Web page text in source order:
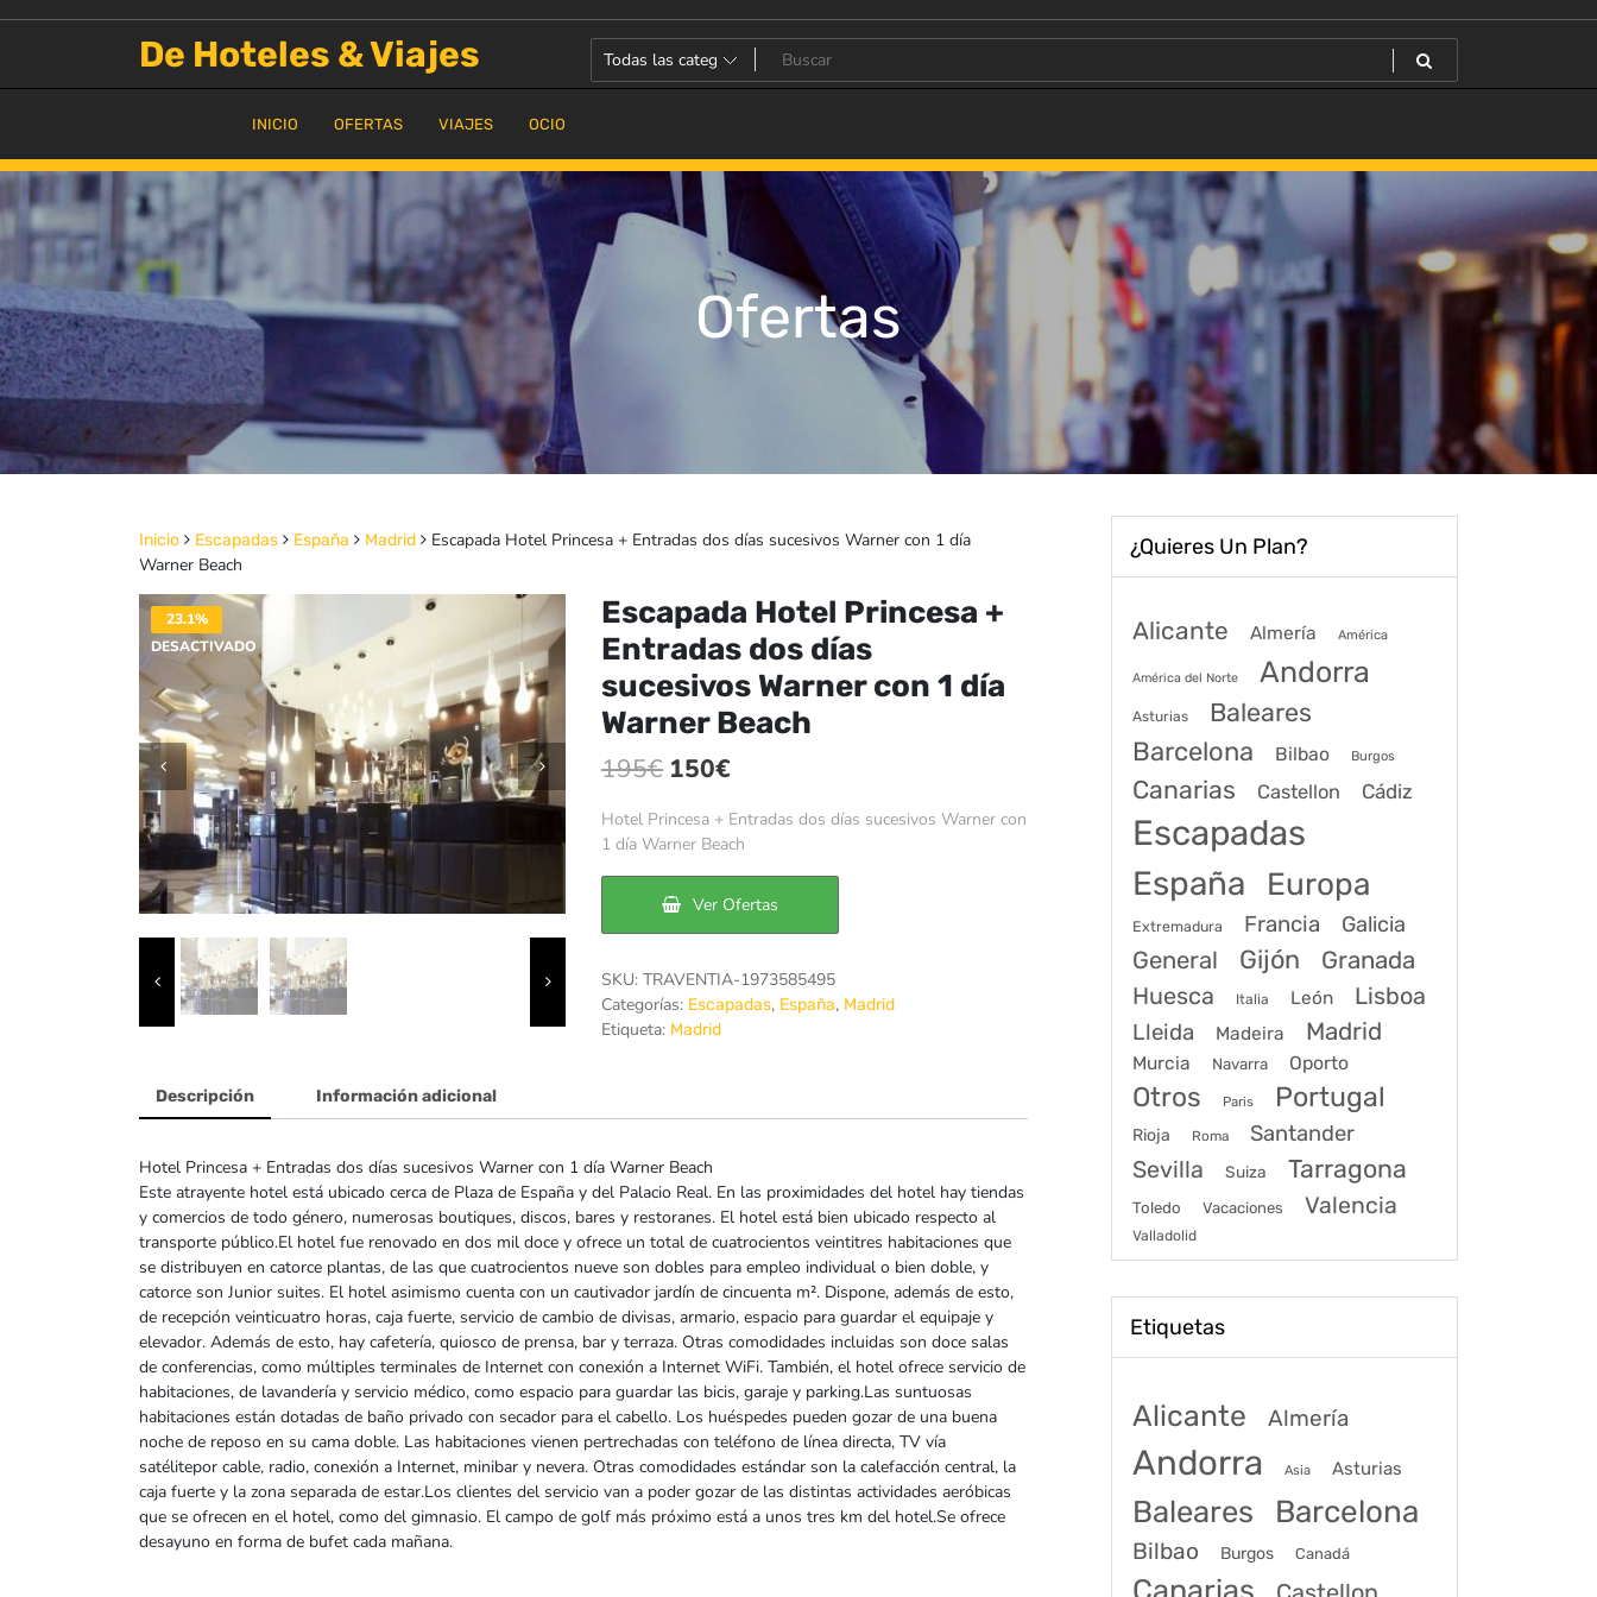
De Hoteles & Viajes
INICIO OFERTAS VIAJES OCIO
Ofertas
Inicio Escapadas España Madrid
Escapada Hotel Princesa + Entradas dos días sucesivos Warner con 1 día
Warner Beach
23.1%
DESACTIVADO
Escapada Hotel Princesa +
Entradas dos días
sucesivos Warner con 1 día
Warner Beach
195€ El
precio
original
era:
195€.
150€El
precio
actual
es:
150€.
Hotel Princesa + Entradas dos días sucesivos Warner con
1 día Warner Beach
Ver Ofertas
SKU: TRAVENTIA-1973585495
Categorías: Escapadas, España, Madrid
Etiqueta: Madrid
Descripción Información adicional
Hotel Princesa + Entradas dos días sucesivos Warner con 1 día Warner Beach
Este atrayente hotel está ubicado cerca de Plaza de España y del Palacio Real. En las proximidades del hotel hay tiendas
y comercios de todo género, numerosas boutiques, discos, bares y restoranes. El hotel está bien ubicado respecto al
transporte público.El hotel fue renovado en dos mil doce y ofrece un total de cuatrocientos veintitres habitaciones que
se distribuyen en catorce plantas, de las que cuatrocientos nueve son dobles para empleo individual o bien doble, y
catorce son Junior suites. El hotel asimismo cuenta con un cautivador jardín de cincuenta m². Dispone, además de esto,
de recepción veinticuatro horas, caja fuerte, servicio de cambio de divisas, armario, espacio para guardar el equipaje y
elevador. Además de esto, hay cafetería, quiosco de prensa, bar y terraza. Otras comodidades incluidas son doce salas
de conferencias, como múltiples terminales de Internet con conexión a Internet WiFi. También, el hotel ofrece servicio de
habitaciones, de lavandería y servicio médico, como espacio para guardar las bicis, garaje y parking.Las suntuosas
habitaciones están dotadas de baño privado con secador para el cabello. Los huéspedes pueden gozar de una buena
noche de reposo en su cama doble. Las habitaciones vienen pertrechadas con teléfono de línea directa, TV vía
satélitepor cable, radio, conexión a Internet, minibar y nevera. Otras comodidades estándar son la calefacción central, la
caja fuerte y la zona separada de estar.Los clientes del servicio van a poder gozar de las distintas actividades aeróbicas
que se ofrecen en el hotel, como del gimnasio. El campo de golf más próximo está a unos tres km del hotel.Se ofrece
desayuno en forma de bufet cada mañana.
¿Quieres Un Plan?
Alicante Almería América
América del Norte Andorra
Asturias Baleares
Barcelona Bilbao Burgos
Canarias Castellon Cádiz
Escapadas
España Europa
Extremadura Francia Galicia
General Gijón
Granada
Huesca
Italia León Lisboa
Lleida Madeira Madrid
Murcia Navarra Oporto
Otros Paris Portugal
Rioja Roma Santander
Sevilla Suiza Tarragona
Toledo Vacaciones Valencia
Valladolid
Etiquetas
Alicante Almería
Andorra Asia Asturias
Baleares Barcelona
Bilbao Burgos Canadá
Canarias